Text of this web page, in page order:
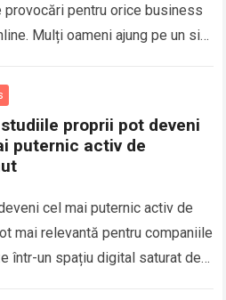
pentru orice business
Mulți oameni ajung pe un site
proprii pot deveni
puternic activ de
cel mai puternic activ de
mai relevantă pentru companiile
într-un spațiu digital saturat de…